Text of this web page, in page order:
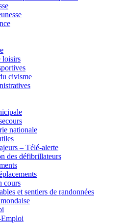
loisirs
civisme
nationale
– Télé-alerte
des défibrillateurs
cours
et sentiers de randonnées